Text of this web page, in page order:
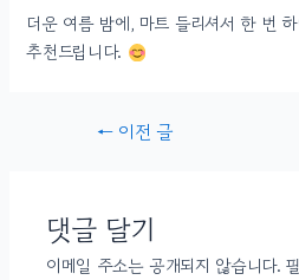
더운 여름 밤에, 마트 들리셔서 한 번
추천드립니다.
←이전 글
댓글 달기
이메일 주소는 공개되지 않습니다.